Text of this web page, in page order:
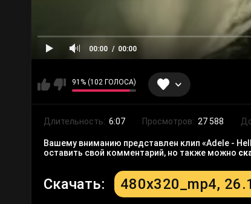
00:00 00:00
91% (102 ГОЛОСА)
Длительность: 6:07 Просмотров: 27 588
Вашему вниманию представлен клип «Adele -
оставить свой комментарий, но также можно
Скачать: 480x320_mp4,